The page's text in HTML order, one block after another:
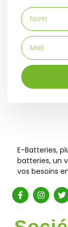
Fiat
Fiat Fiorino
Fiat Panda
(0)
Fiat Punto
E-Batteries,
batteries, un
vos besoins